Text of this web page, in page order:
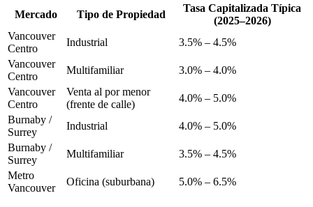
Mercado Tipo de Propiedad
Tasa Capitalizada Típica
(2025–2026)
Vancouver
Centro
Industrial
3.5% – 4.5%
Vancouver
Centro
Multifamiliar
3.0% – 4.0%
Vancouver
Centro
Venta al por menor
(frente de calle)
4.0% – 5.0%
Burnaby /
Surrey
Industrial
4.0% – 5.0%
Burnaby /
Surrey
Multifamiliar
3.5% – 4.5%
Metro
Vancouver
Oficina (suburbana) 5.0% – 6.5%